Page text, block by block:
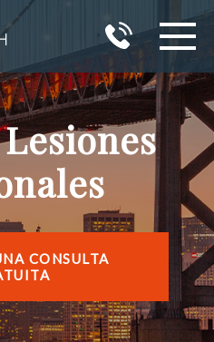
CONSULTA